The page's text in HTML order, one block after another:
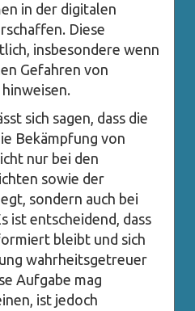
in der digitalen
Diese
insbesondere wenn
Gefahren von
sich sagen, dass die
Bekämpfung von
nur bei den
sowie der
sondern auch bei
ist entscheidend, dass
bleibt und sich
wahrheitsgetreuer
Aufgabe mag
ist jedoch